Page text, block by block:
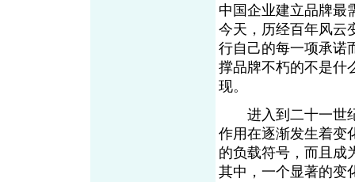
中国企业建立品牌最
今天，历经百年风云
行自己的每一项承诺
撑品牌不朽的不是什
现。
进入到二十一世纪
作用在逐渐发生着变
的负载符号，而且成
其中，一个显著的变